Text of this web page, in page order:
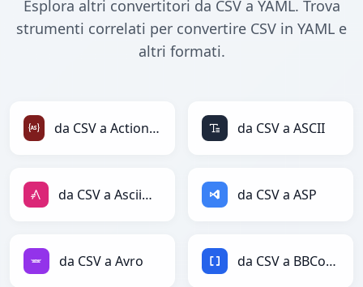
Esplora altri convertitori da CSV a YAML. Trova
strumenti correlati per convertire CSV in YAML e
altri formati.
da CSV a ActionScript da CSV a ASCII
da CSV a AsciiDoc da CSV a ASP
da CSV a Avro da CSV a BBCode